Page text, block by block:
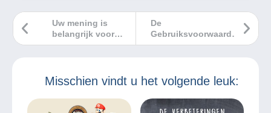
De
Gebruiksvoorwaarden
van Delcampe worden
Uw mening is
belangrijk voor
ons. Neem deel
Misschien vindt u het volgende leuk: